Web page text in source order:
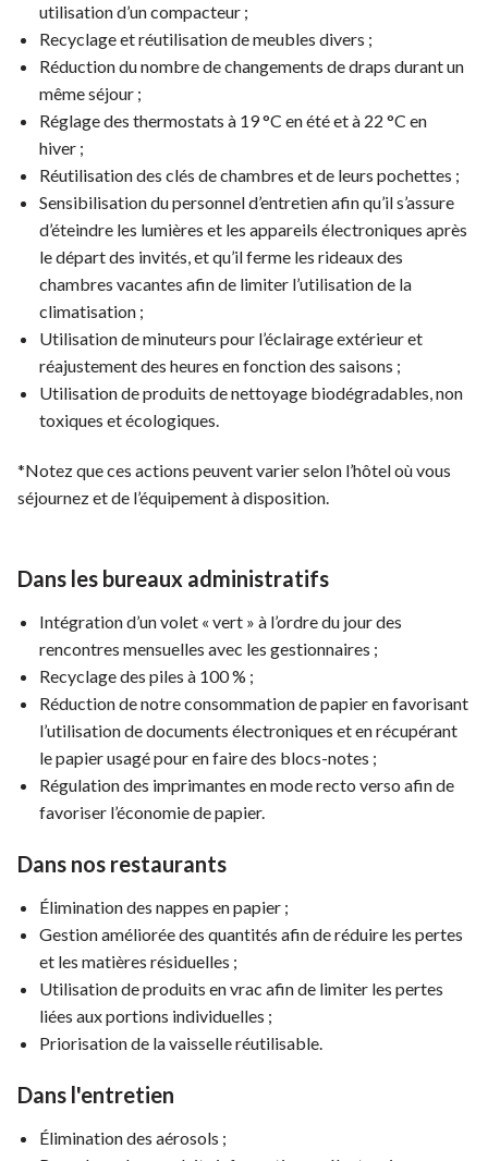
utilisation d’un compacteur ;
Recyclage et réutilisation de meubles divers ;
Réduction du nombre de changements de draps durant un
même séjour ;
Réglage des thermostats à 19 °C en été et à 22 °C en
hiver ;
Réutilisation des clés de chambres et de leurs pochettes ;
Sensibilisation du personnel d’entretien afin qu’il s’assure
d’éteindre les lumières et les appareils électroniques après
le départ des invités, et qu’il ferme les rideaux des
chambres vacantes afin de limiter l’utilisation de la
climatisation ;
Utilisation de minuteurs pour l’éclairage extérieur et
réajustement des heures en fonction des saisons ;
Utilisation de produits de nettoyage biodégradables, non
toxiques et écologiques.
*Notez que ces actions peuvent varier selon l’hôtel où vous
séjournez et de l’équipement à disposition.
Dans les bureaux administratifs
Intégration d’un volet « vert » à l’ordre du jour des
rencontres mensuelles avec les gestionnaires ;
Recyclage des piles à 100 % ;
Réduction de notre consommation de papier en favorisant
l’utilisation de documents électroniques et en récupérant
le papier usagé pour en faire des blocs-notes ;
Régulation des imprimantes en mode recto verso afin de
favoriser l’économie de papier.
Dans nos restaurants
Élimination des nappes en papier ;
Gestion améliorée des quantités afin de réduire les pertes
et les matières résiduelles ;
Utilisation de produits en vrac afin de limiter les pertes
liées aux portions individuelles ;
Priorisation de la vaisselle réutilisable.
Dans l'entretien
Élimination des aérosols ;